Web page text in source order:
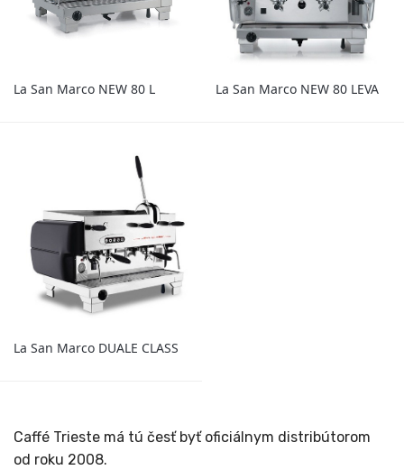
La San Marco NEW 80 L La San Marco NEW 80 LEVA
La San Marco DUALE CLASS
Caffé Trieste má tú česť byť oficiálnym distribútorom
od roku 2008.